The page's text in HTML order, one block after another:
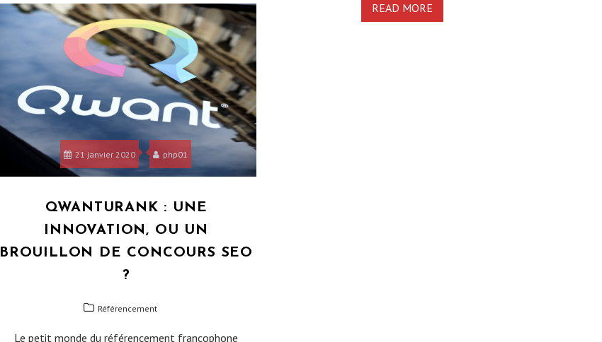
READ MORE
21 janvier 2020 php01
QWANTURANK : UNE
INNOVATION, OU UN
BROUILLON DE CONCOURS SEO
?
Référencement
Le petit monde du référencement francophone